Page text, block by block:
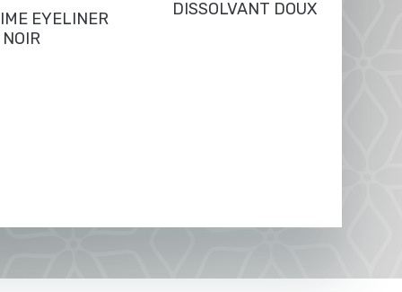
EYELINER
NOIR
DISSOLVANT DOUX